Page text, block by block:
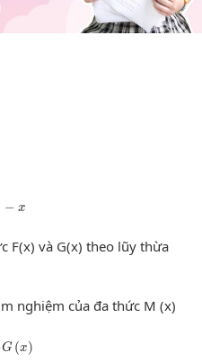
− x
F(x) và G(x) theo lũy thừa
nghiệm của đa thức M (x)
G (x)